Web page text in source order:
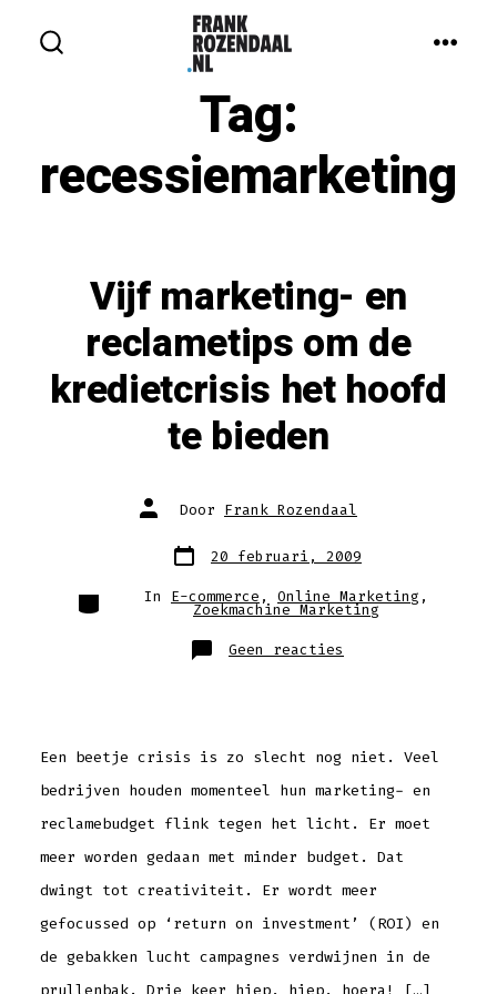
overslaan
IN-/UITSCHAKELEN
Tag:
recessiemarketing
Vijf marketing- en
reclametips om de
kredietcrisis het hoofd
te bieden
Auteur
van Door Frank Rozendaal
Berichtdatum
20 februari, 2009
Categorieën
In E-commerce , Online Marketing ,
Zoekmachine Marketing
Geen reacties
Vijf
het
hoofd
te
bieden
Een beetje crisis is zo slecht nog niet. Veel
bedrijven houden momenteel hun marketing- en
reclamebudget flink tegen het licht. Er moet
meer worden gedaan met minder budget. Dat
dwingt tot creativiteit. Er wordt meer
gefocussed op ‘return on investment’ (ROI) en
de gebakken lucht campagnes verdwijnen in de